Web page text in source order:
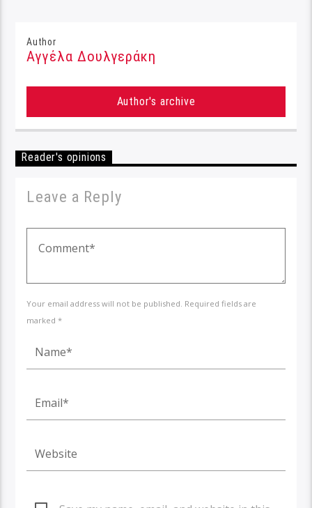
Author
Αγγέλα Δουλγεράκη
Author's archive
Reader's opinions
Leave a Reply
Your email address will not be published. Required fields are
marked *